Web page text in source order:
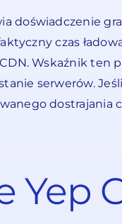
doświadczenie
czas
Wskaźnik ten
serwerów.
dostrajania
Yep